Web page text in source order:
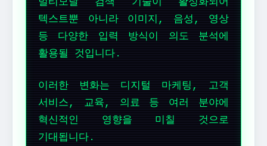
텍스트뿐 아니라 이미지, 음성, 영상
등 다양한 입력 방식이 의도 분석에
활용될 것입니다.
이러한 변화는 디지털 마케팅, 고객
서비스, 교육, 의료 등 여러 분야에
혁신적인 영향을 미칠 것으로
기대됩니다.